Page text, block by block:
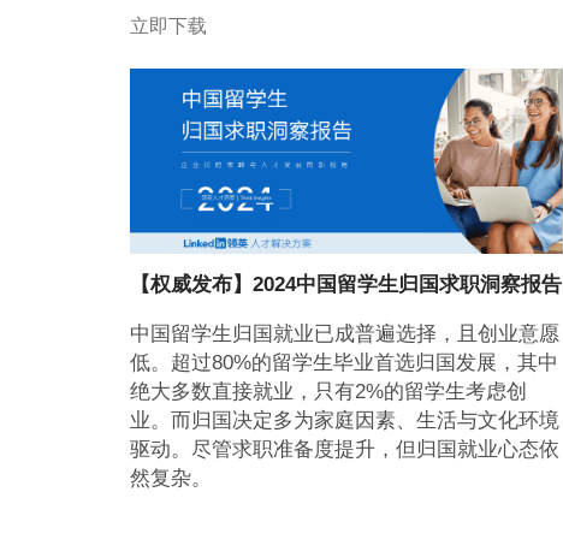
立即下载
【权威发布】2024中国留学生归国求职洞察报告
中国留学生归国就业已成普遍选择，且创业意愿
低。超过80%的留学生毕业首选归国发展，其中
绝大多数直接就业，只有2%的留学生考虑创
业。而归国决定多为家庭因素、生活与文化环境
驱动。尽管求职准备度提升，但归国就业心态依
然复杂。